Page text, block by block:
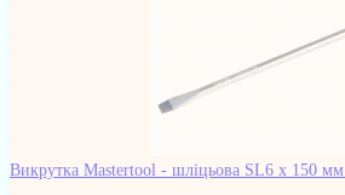
Викрутка Mastertool - шліцьова SL6 х 150 мм